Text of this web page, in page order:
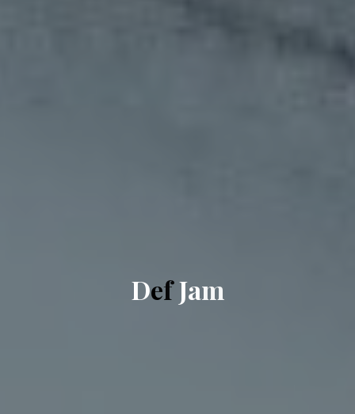
DefJam